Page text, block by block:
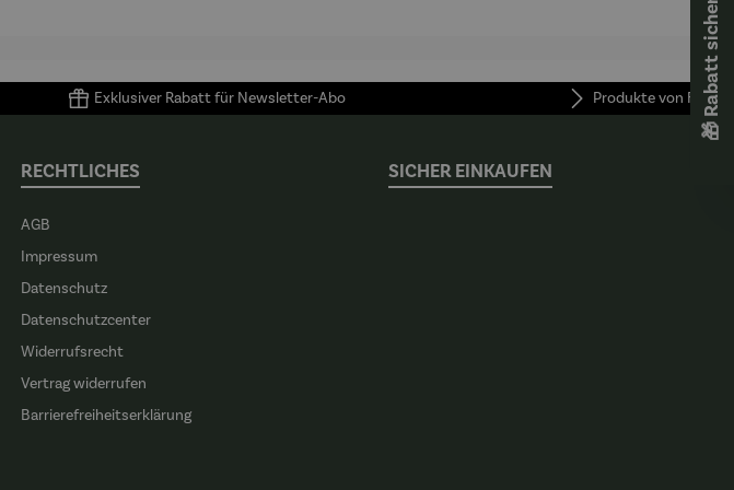
Sonderedi
(limitiert)
Exklusiver Rabatt für Newsletter-Abo Produkte von FUNKE
RECHTLICHES
AGB
Impressum
Datenschutz
Datenschutzcenter
Widerrufsrecht
Vertrag widerrufen
Barrierefreiheitserklärung
SICHER EINKAUFEN
🎁 Rabatt sichern! 🎁